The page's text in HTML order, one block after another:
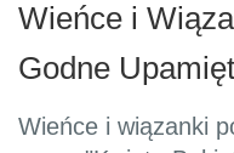
Wieńce i
Godne
Wieńce i wiązanki